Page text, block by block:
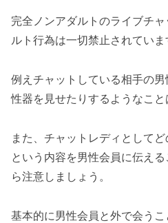
完全ノンアダルトのライブチ
ルト行為は一切禁止されていま
例えチャットしている相手の
性器を見せたりするようなこと
また、チャットレディとして
という内容を男性会員に伝え
ら注意しましょう。
基本的に男性会員と外で会うこ